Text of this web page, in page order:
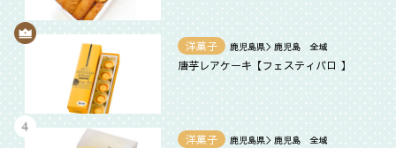
洋菓子 鹿児島県＞鹿児島 全域
唐芋レアケーキ【フェスティバロ 】
洋菓子 鹿児島県＞鹿児島 全域